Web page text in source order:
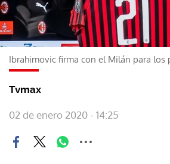
Ibrahimovic firma con el Milán para los
Tvmax
02 de enero 2020 - 14:25